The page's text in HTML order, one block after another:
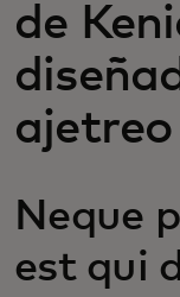
Noticias
de
ajetreo
Neque
est qui